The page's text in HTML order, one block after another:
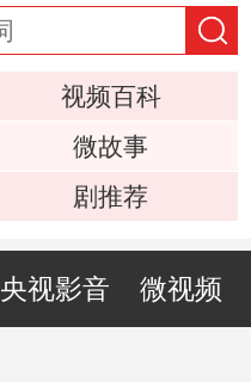
视频百科
微故事
剧推荐
央视影音 微视频